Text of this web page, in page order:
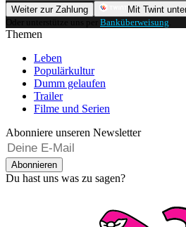
Weiter zur Zahlung
Mit Twint
Oder unterstütze uns per Banküberweisung
Themen
Leben
Populärkultur
Dumm gelaufen
Trailer
Filme und Serien
Abonniere unseren Newsletter
Abonnieren
Du hast uns was zu sagen?